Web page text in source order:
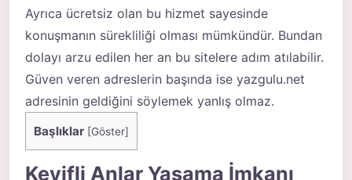
Ayrıca ücretsiz olan bu hizmet sayesinde
konuşmanın sürekliliği olması mümkündür. Bundan
dolayı arzu edilen her an bu sitelere adım atılabilir.
Güven veren adreslerin başında ise yazgulu.net
adresinin geldiğini söylemek yanlış olmaz.
Başlıklar [Göster]
Keyifli Anlar Yaşama İmkanı